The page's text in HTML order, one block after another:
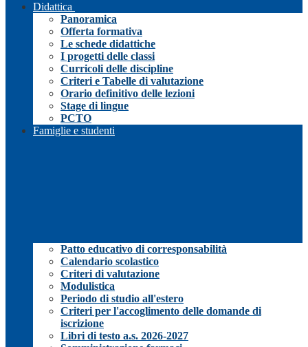
Didattica
Panoramica
Offerta formativa
Le schede didattiche
I progetti delle classi
Curricoli delle discipline
Criteri e Tabelle di valutazione
Orario definitivo delle lezioni
Stage di lingue
PCTO
Famiglie e studenti
Patto educativo di corresponsabilità
Calendario scolastico
Criteri di valutazione
Modulistica
Periodo di studio all'estero
Criteri per l'accoglimento delle domande di
iscrizione
Libri di testo a.s. 2026-2027